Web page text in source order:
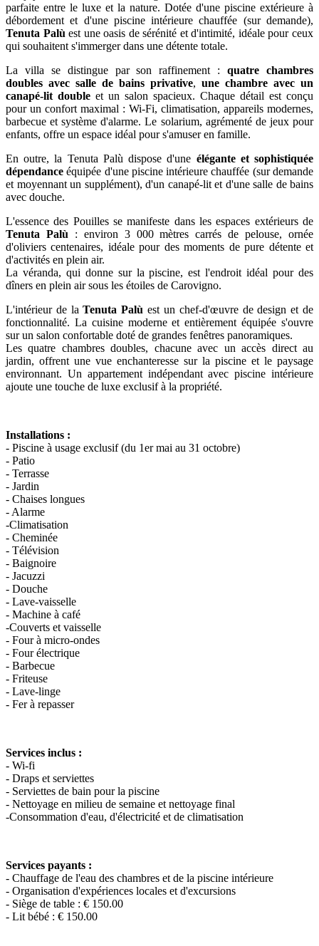
parfaite entre le luxe et la nature. Dotée d'une piscine extérieure à
débordement et d'une piscine intérieure chauffée (sur demande),
Tenuta Palù est une oasis de sérénité et d'intimité, idéale pour ceux
qui souhaitent s'immerger dans une détente totale.
La villa se distingue par son raffinement :quatre chambres
doubles avec salle de bains privative, une chambre avec un
canapé-lit double et un salon spacieux. Chaque détail est conçu
pour un confort maximal : Wi-Fi, climatisation, appareils modernes,
barbecue et système d'alarme. Le solarium, agrémenté de jeux pour
enfants, offre un espace idéal pour s'amuser en famille.
En outre, la Tenuta Palù dispose d'une élégante et sophistiquée
dépendance équipée d'une piscine intérieure chauffée (sur demande
et moyennant un supplément), d'un canapé-lit et d'une salle de bains
avec douche.
L'essence des Pouilles se manifeste dans les espaces extérieurs de
Tenuta Palù : environ 3 000 mètres carrés de pelouse, ornée
d'oliviers centenaires, idéale pour des moments de pure détente et
d'activités en plein air.
La véranda, qui donne sur la piscine, est l'endroit idéal pour des
dîners en plein air sous les étoiles de Carovigno.
L'intérieur de laTenuta Palù est un chef-d'œuvre de design et de
fonctionnalité. La cuisine moderne et entièrement équipée s'ouvre
sur un salon confortable doté de grandes fenêtres panoramiques.
Les quatre chambres doubles, chacune avec un accès direct au
jardin, offrent une vue enchanteresse sur la piscine et le paysage
environnant. Un appartement indépendant avec piscine intérieure
ajoute une touche de luxe exclusif à la propriété.
Installations :
- Piscine à usage exclusif (du 1er mai au 31 octobre)
- Patio
- Terrasse
- Jardin
- Chaises longues
- Alarme
-Climatisation
- Cheminée
- Télévision
- Baignoire
- Jacuzzi
- Douche
- Lave-vaisselle
- Machine à café
-Couverts et vaisselle
- Four à micro-ondes
- Four électrique
- Barbecue
- Friteuse
- Lave-linge
- Fer à repasser
Services inclus :
- Wi-fi
- Draps et serviettes
- Serviettes de bain pour la piscine
- Nettoyage en milieu de semaine et nettoyage final
-Consommation d'eau, d'électricité et de climatisation
Services payants :
- Chauffage de l'eau des chambres et de la piscine intérieure
- Organisation d'expériences locales et d'excursions
- Siège de table : € 150.00
- Lit bébé : € 150.00